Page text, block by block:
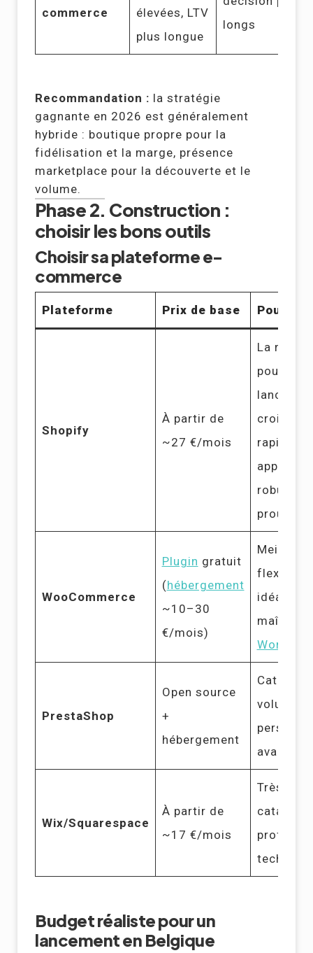
commerce
élevées, LTV
plus longue
longs
Recommandation : la stratégie
gagnante en 2026 est généralement
hybride : boutique propre pour la
fidélisation et la marge, présence
marketplace pour la découverte et le
volume.
Phase 2. Construction :
choisir les bons outils
Choisir sa plateforme e-
commerce
Plateforme Prix de base Pour qui
Shopify
À partir de
~27 €/mois
La
pour les
rapide, 8
apps,
prouvée
WooCommerce
Plugin gratuit
(hébergement
~10–30
€/mois)
Meilleur
idéal si
maîtrisez
PrestaShop
Open source
+
hébergement
avancée
Wix/Squarespace
À partir de
~17 €/mois
Très
profils
Budget réaliste pour un
lancement en Belgique